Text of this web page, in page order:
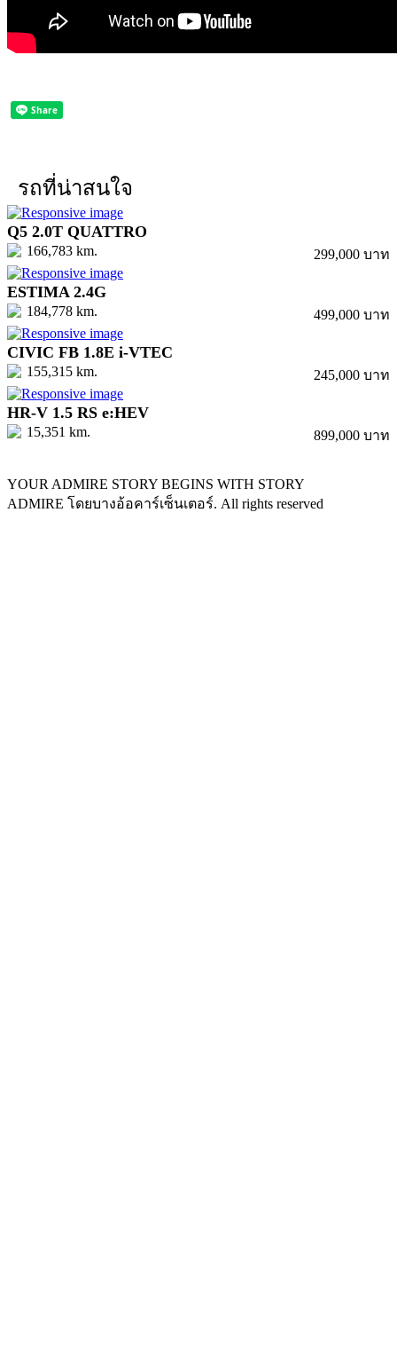
รถที่น่าสนใจ
Q5 2.0T QUATTRO
166,783 km. 299,000 บาท
ESTIMA 2.4G
184,778 km. 499,000 บาท
CIVIC FB 1.8E i-VTEC
155,315 km. 245,000 บาท
HR-V 1.5 RS e:HEV
15,351 km. 899,000 บาท
YOUR ADMIRE STORY BEGINS WITH STORY
ADMIRE โดยบางอ้อคาร์เซ็นเตอร์. All rights reserved